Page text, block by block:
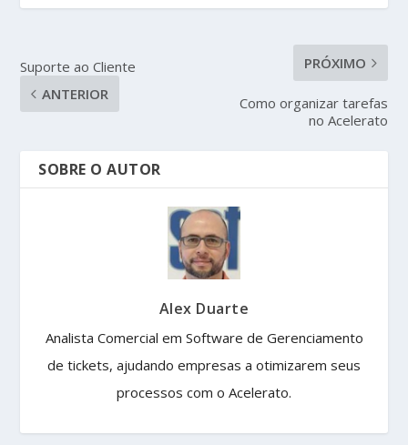
Suporte ao Cliente
ANTERIOR
PRÓXIMO
Como organizar tarefas
no Acelerato
SOBRE O AUTOR
Alex Duarte
Analista Comercial em Software de Gerenciamento
de tickets, ajudando empresas a otimizarem seus
processos com o Acelerato.